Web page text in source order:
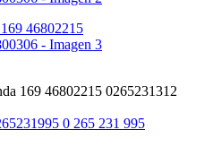
169 46802215 0265231312